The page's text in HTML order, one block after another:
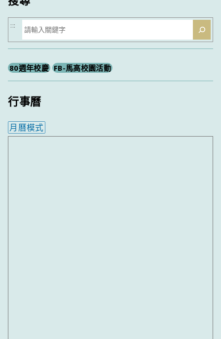
搜
尋
:::
80週年校慶 FB-馬高校園活動
行事曆
月曆模式